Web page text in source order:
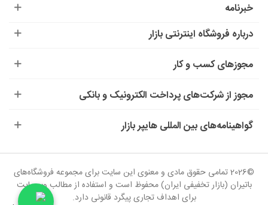
خبرنامه
درباره‌ فروشگاه اینترنتی بازار
مجوزهای کسب و کار
مجوز از شرکت‌های پرداخت الکترونیک و بانکی
گواهینامه‌های بین المللی هایپر بازار
©2026 تمامی حقوق مادی و معنوی این سایت برای مجموعه فروشگاه‌های
باتیران (بازار تخفیفی ایران) محفوظ است و استفاده از مطالب وب‌سایت
برای اهداف تجاری پیگرد قانونی دارد.